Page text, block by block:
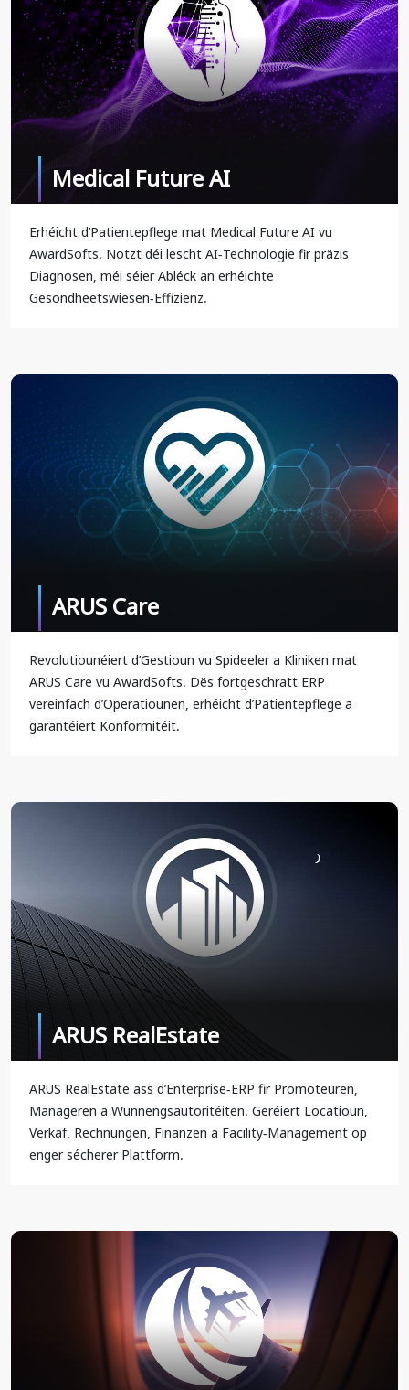
Medical Future AI
Erhéicht d’Patientepflege mat Medical Future AI vu
AwardSofts. Notzt déi lescht AI-Technologie fir präzis
Diagnosen, méi séier Abléck an erhéichte
Gesondheetswiesen-Effizienz.
ARUS Care
Revolutiounéiert d’Gestioun vu Spideeler a Kliniken mat
ARUS Care vu AwardSofts. Dës fortgeschratt ERP
vereinfach d’Operatiounen, erhéicht d’Patientepflege a
garantéiert Konformitéit.
ARUS RealEstate
ARUS RealEstate ass d’Enterprise-ERP fir Promoteuren,
Manageren a Wunnengsautoritéiten. Geréiert Locatioun,
Verkaf, Rechnungen, Finanzen a Facility-Management op
enger sécherer Plattform.